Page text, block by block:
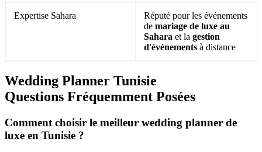
Expertise Sahara
Réputé pour les événements
demariage de luxe au
Sahara et lagestion
d'événements à distance
Wedding Planner Tunisie
Questions Fréquemment Posées
Comment choisir le meilleur wedding planner de
luxe en Tunisie ?